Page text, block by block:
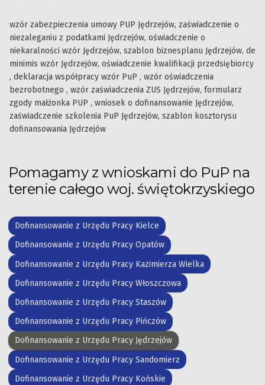
wzór zabezpieczenia umowy PUP Jędrzejów, zaświadczenie o
niezaleganiu z podatkami Jędrzejów, oświadczenie o
niekaralności wzór Jędrzejów, szablon biznesplanu Jędrzejów, de
minimis wzór Jędrzejów, oświadczenie kwalifikacji przedsiębiorcy
, deklaracja współpracy wzór PuP , wzór oświadczenia
bezrobotnego , wzór zaświadczenia ZUS Jędrzejów, formularz
zgody małżonka PUP , wniosek o dofinansowanie Jędrzejów,
zaświadczenie szkolenia PuP Jędrzejów, szablon kosztorysu
dofinansowania Jędrzejów
Pomagamy z wnioskami do PuP na
terenie całego woj. świętokrzyskiego
Dofinansowanie z Urzędu Pracy Kielce
Dofinansowanie z Urzędu Pracy Opatów
Dofinansowanie z Urzędu Pracy Kazimierza Wielka
Dofinansowanie z Urzędu Pracy Włoszczowa
Dofinansowanie z Urzędu Pracy Staszów
Dofinansowanie z Urzędu Pracy Pińczów
Dofinansowanie z Urzędu Pracy Jędrzejów
Dofinansowanie z Urzędu Pracy Sandomierz
Dofinansowanie z Urzędu Pracy Końskie